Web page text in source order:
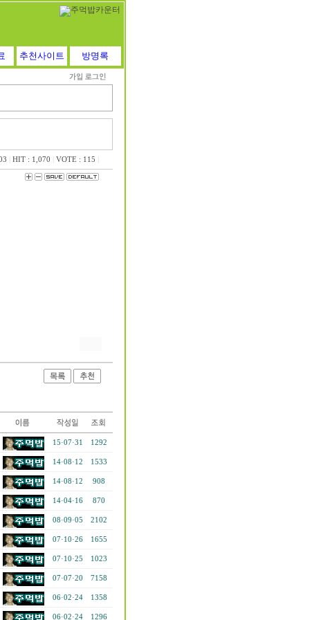
추천사이트 방명록
HIT : 1,070 VOTE : 115
15·07·31 1292
14·08·12 1533
14·08·12 908
14·04·16 870
08·09·05 2102
07·10·26 1655
07·10·25 1023
07·07·20 7158
06·02·24 1358
06·02·24 1296